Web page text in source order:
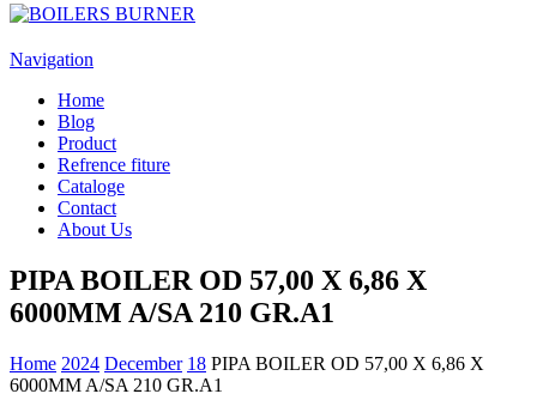
Navigation
Home
Blog
Product
Refrence fiture
Cataloge
Contact
About Us
PIPA BOILER OD 57,00 X 6,86 X
6000MM A/SA 210 GR.A1
Home 2024 December 18 PIPA BOILER OD 57,00 X 6,86 X
6000MM A/SA 210 GR.A1